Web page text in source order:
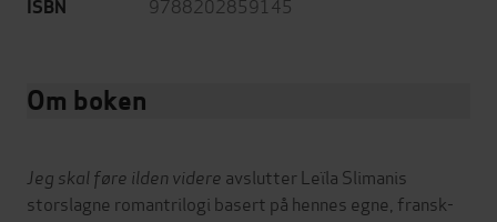
ISBN
Om boken
Jeg skal føre ilden videre avslutter Leïla Slimanis
storslagne romantrilogi basert på hennes egne, fransk-